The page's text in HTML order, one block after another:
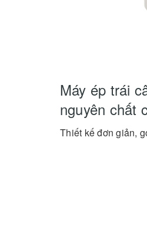
Máy ép trái
nguyên chất
Thiết kế đơn giản,